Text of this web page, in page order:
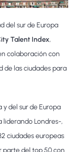
del sur de Europa
Talent Index,
colaboración con
de las ciudades para
del sur de Europa
liderando Londres-,
ciudades europeas